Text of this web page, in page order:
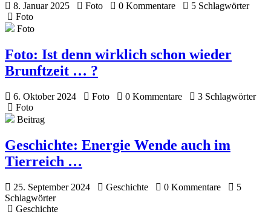
8. Januar 2025 Foto 0 Kommentare
5 Schlagwörter
Foto
Foto
Foto: Ist denn wirklich schon wieder
Brunftzeit … ?
6. Oktober 2024 Foto 0 Kommentare
3 Schlagwörter
Foto
Beitrag
Geschichte: Energie Wende auch im
Tierreich …
25. September 2024 Geschichte 0 Kommentare
5
Schlagwörter
Geschichte